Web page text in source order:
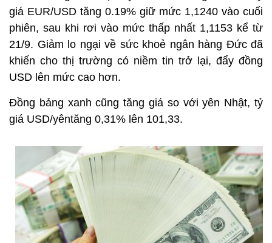
giá EUR/USD tăng 0.19% giữ mức 1,1240 vào cuối
phiên, sau khi rơi vào mức thấp nhất 1,1153 kể từ
21/9. Giảm lo ngại về sức khoẻ ngân hàng Đức đã
khiến cho thị trường có niềm tin trở lại, đẩy đồng
USD lên mức cao hơn.
Đồng bảng xanh cũng tăng giá so với yên Nhật, tỷ
giá USD/yêntăng 0,31% lên 101,33.